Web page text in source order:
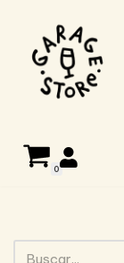
Saltar
contenido
0